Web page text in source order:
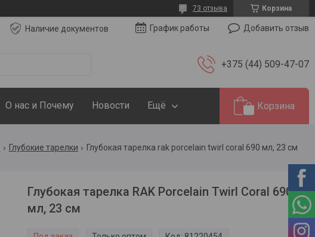
Корзина
73 отзыва
Наличие документов График работы Добавить отзыв
+375 (44) 509-47-07
О нас и Почему Новости Ещё Корзина
Глубокие тарелки Глубокая тарелка rak porcelain twirl coral 690 мл, 23 см
Глубокая тарелка RAK Porcelain Twirl Coral 690
мл, 23 см